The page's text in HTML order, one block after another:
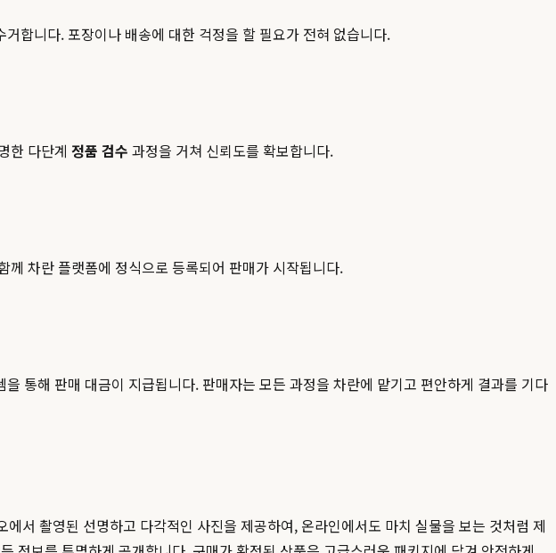
합니다. 포장이나 배송에 대한 걱정을 할 필요가 전혀 없습니다.
한 다단계 정품 검수 과정을 거쳐 신뢰도를 확보합니다.
차란 플랫폼에 정식으로 등록되어 판매가 시작됩니다.
통해 판매 대금이 지급됩니다. 판매자는 모든 과정을 차란에 맡기고 편안하게 결과를 기다
서 촬영된 선명하고 다각적인 사진을 제공하여, 온라인에서도 마치 실물을 보는 것처럼 제